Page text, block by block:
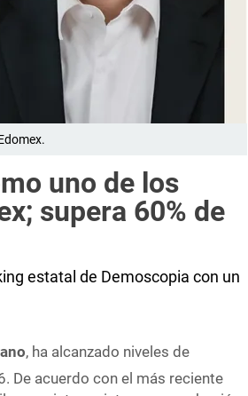
uno de los
supera 60% de
estatal de Demoscopia con un
, ha alcanzado niveles de
. De acuerdo con el más reciente